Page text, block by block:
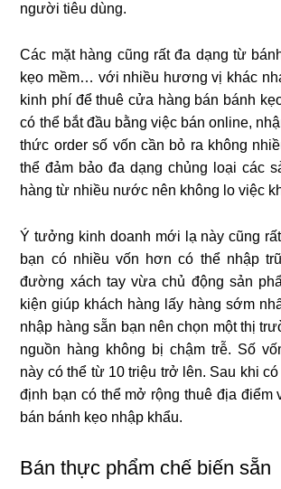
người tiêu dùng.
Các mặt hàng cũng rất đa dạng từ
kẹo mềm… với nhiều hương vị khác
kinh phí để thuê cửa hàng bán bánh
có thể bắt đầu bằng việc bán online,
thức order số vốn cần bỏ ra không
thể đảm bảo đa dạng chủng loại các
hàng từ nhiều nước nên không lo việc
Ý tưởng kinh doanh mới lạ này cũng
bạn có nhiều vốn hơn có thể nhập
đường xách tay vừa chủ động sản
kiện giúp khách hàng lấy hàng sớm
nhập hàng sẵn bạn nên chọn một thị
nguồn hàng không bị chậm trễ. Số
này có thể từ 10 triệu trở lên. Sau khi
định bạn có thể mở rộng thuê địa điểm
bán bánh kẹo nhập khẩu.
Bán thực phẩm chế biến sẵn